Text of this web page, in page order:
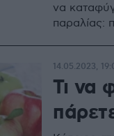
να
παραλίας:
Τι να
14.05.2023,